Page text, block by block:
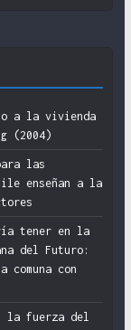
a la vivienda
(2004)
las
enseñan a la
tener en la
del Futuro:
con
la fuerza del